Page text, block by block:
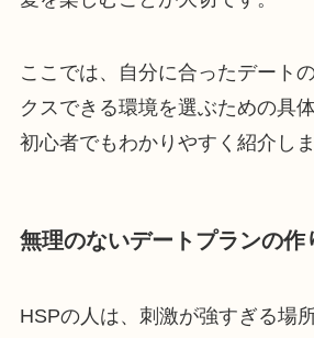
ここでは、自分に合ったデート
クスできる環境を選ぶための具
初心者でもわかりやすく紹介しま
無理のないデートプランの作
HSPの人は、刺激が強すぎる場